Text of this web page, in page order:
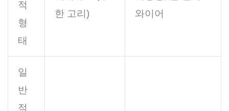
적
형
태
한 고리)
와이어
일
반
적